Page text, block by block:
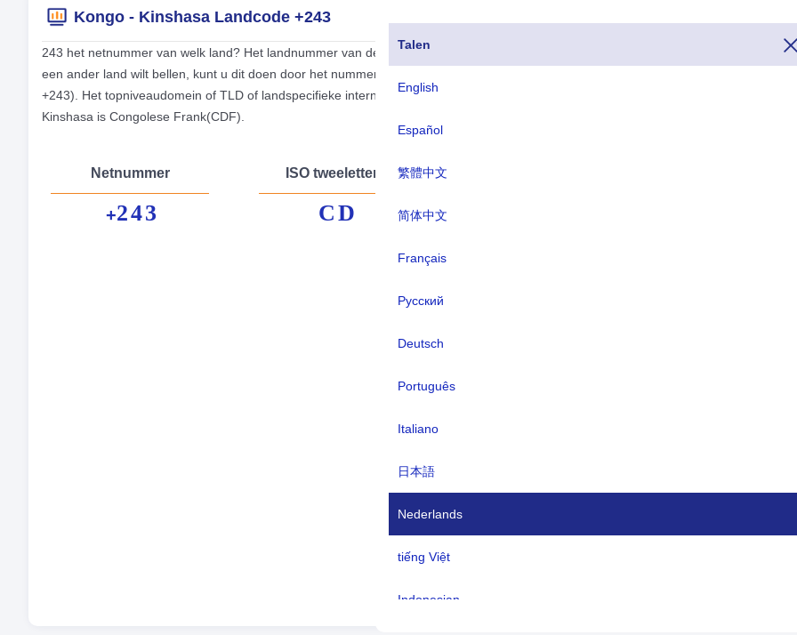
Talen
English
Español
繁體中文
简体中文
Français
Русский
Deutsch
Português
Italiano
日本語
Nederlands
tiếng Việt
Indonesian
Kongo - Kinshasa Landcode +243
243 het netnummer van welk land? Het landnummer van de telefoon van Kongo - Kinshasa is het nummer 243. Als u Kongo -
een ander land wilt bellen, kunt u dit doen door het nummer 243 te kiezen, voor het hele telefoonnummer van Kongo - Kinshasa
+243). Het topniveaudomein of TLD of landspecifieke internetdomeinen voor Kongo - Kinshasa eindigen op .cd en de valutanaam
Kinshasa is Congolese Frank(CDF).
Netnummer
+243
ISO tweeletterig
CD
Munteenheid:
Talen:
Tijdzone: UTC/GMT +1 Uur
Lokale tijd: